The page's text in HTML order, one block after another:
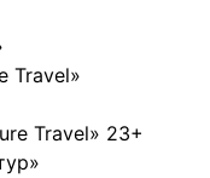
Travel»